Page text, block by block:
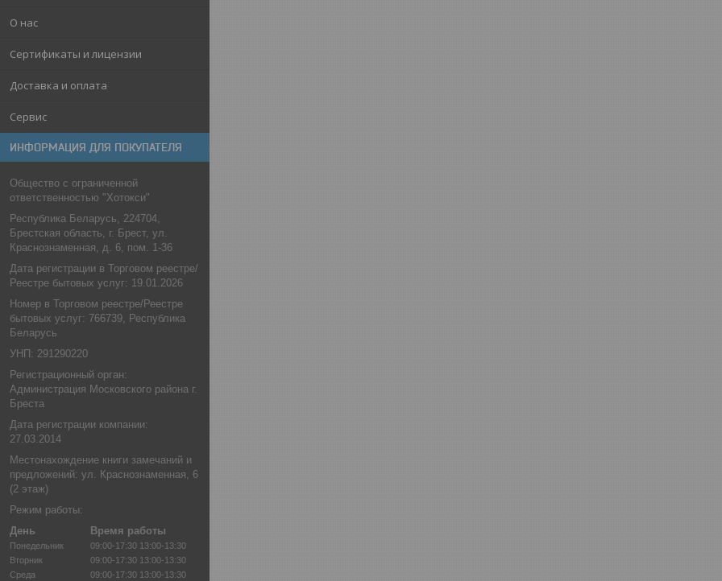
О нас
Сертификаты и лицензии
Доставка и оплата
Сервис
ИНФОРМАЦИЯ ДЛЯ ПОКУПАТЕЛЯ
Общество с ограниченной
ответственностью "Хотокси"
Республика Беларусь, 224704,
Брестская область, г. Брест, ул.
Краснознаменная, д. 6, пом. 1-36
Дата регистрации в Торговом реестре/
Реестре бытовых услуг: 19.01.2026
Номер в Торговом реестре/Реестре
бытовых услуг: 766739, Республика
Беларусь
УНП: 291290220
Регистрационный орган:
Администрация Московского района г.
Бреста
Дата регистрации компании:
27.03.2014
Местонахождение книги замечаний и
предложений: ул. Краснознаменная, 6
(2 этаж)
Режим работы:
День
Время работы
Понедельник 09:00-17:30 13:00-13:30
Вторник
09:00-17:30 13:00-13:30
Среда
09:00-17:30 13:00-13:30